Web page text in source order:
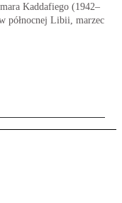
Kaddafiego (1942–
północnej Libii, marzec